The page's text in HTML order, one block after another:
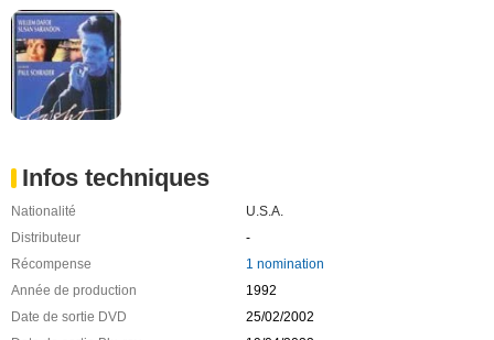
Infos techniques
Nationalité
U.S.A.
Distributeur
-
Récompense
1 nomination
Année de production
1992
Date de sortie DVD
25/02/2002